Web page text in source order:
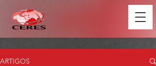
ARTIGOS